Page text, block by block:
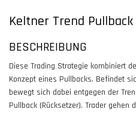
Keltner Trend Pullback
BESCHREIBUNG
Diese Trading Strategie kombiniert
Konzept eines Pullbacks. Befindet
bewegt sich dabei entgegen der
Pullback (Rücksetzer). Trader